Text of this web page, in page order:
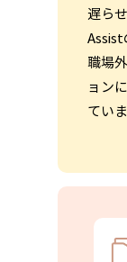
遅ら
Assist
職場
ョン
ていま